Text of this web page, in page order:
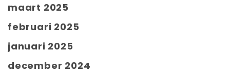
maart 2025
februari 2025
januari 2025
december 2024